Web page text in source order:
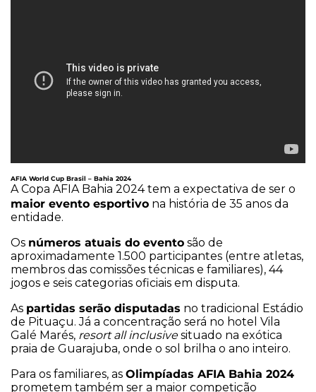
AFIA World Cup Brasil – Bahia 2024
A Copa AFIA Bahia 2024 tem a expectativa de ser o
maior evento esportivo na história de 35 anos da
entidade.
Os números atuais do evento são de
aproximadamente 1.500 participantes (entre atletas,
membros das comissões técnicas e familiares), 44
jogos e seis categorias oficiais em disputa.
As partidas serão disputadas no tradicional Estádio
de Pituaçu. Já a concentração será no hotel Vila
Galé Marés, resort all inclusivesituado na exótica
praia de Guarajuba, onde o sol brilha o ano inteiro.
Para os familiares, as Olimpíadas AFIA Bahia 2024
prometem também ser a maior competição